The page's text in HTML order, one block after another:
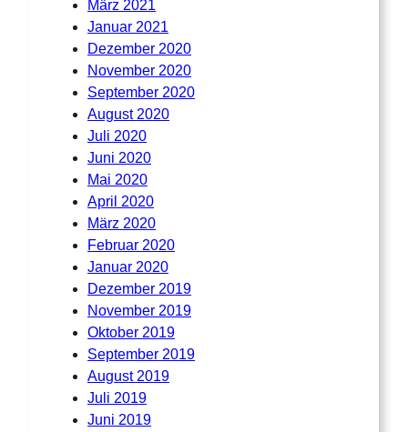
März 2021
Januar 2021
Dezember 2020
November 2020
September 2020
August 2020
Juli 2020
Juni 2020
Mai 2020
April 2020
März 2020
Februar 2020
Januar 2020
Dezember 2019
November 2019
Oktober 2019
September 2019
August 2019
Juli 2019
Juni 2019